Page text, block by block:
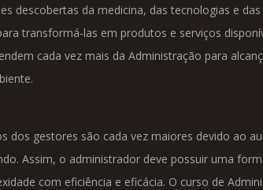
descobertas da medicina, das tecnologias e
transformá-las em produtos e serviços
cada vez mais da Administração para
dos gestores são cada vez maiores devido ao
Assim, o administrador deve possuir uma
com eficiência e eficácia. O curso de